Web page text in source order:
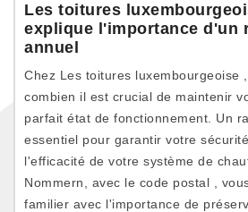
Les toitures
explique l'importance d'un
annuel
Chez Les toitures luxembourgeoise
combien il est crucial de maintenir
parfait état de fonctionnement. Un
essentiel pour garantir votre
l'efficacité de votre système de
Nommern, avec le code postal ,
familier avec l'importance de